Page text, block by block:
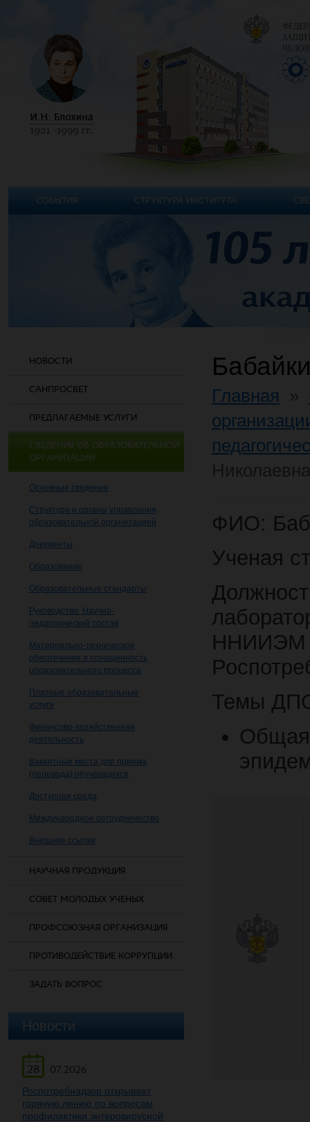
НОВОСТИ
САНПРОСВЕТ
ПРЕДЛАГАЕМЫЕ УСЛУГИ
СВЕДЕНИЯ ОБ ОБРАЗОВАТЕЛЬНОЙ
ОРГАНИЗАЦИИ
Основные сведения
Структура и органы управления
образовательной организацией
Документы
Образование
Образовательные стандарты
Руководство. Научно-
педагогический состав
Материально-техническое
обеспечение и оснащенность
образовательного процесса
Платные образовательные
услуги
Финансово-хозяйственная
деятельность
Вакантные места для приема
(перевода) обучающихся
Доступная среда
Международное сотрудничество
Внешние ссылки
НАУЧНАЯ ПРОДУКЦИЯ
СОВЕТ МОЛОДЫХ УЧЕНЫХ
ПРОФСОЮЗНАЯ ОРГАНИЗАЦИЯ
ПРОТИВОДЕЙСТВИЕ КОРРУПЦИИ
ЗАДАТЬ ВОПРОС
Новости
28
07.2026
Роспотребнадзор открывает
горячую линию по вопросам
профилактики энтеровирусной
Главная
ФИО:
Ученая
ННИИЭМ
Темы
Общая
СОБЫТИЯ СТРУКТУРА ИНСТИТУТА